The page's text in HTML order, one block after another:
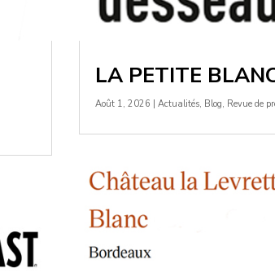
LA PETITE
Août 1, 2026 Actualités, Blog, Revue de